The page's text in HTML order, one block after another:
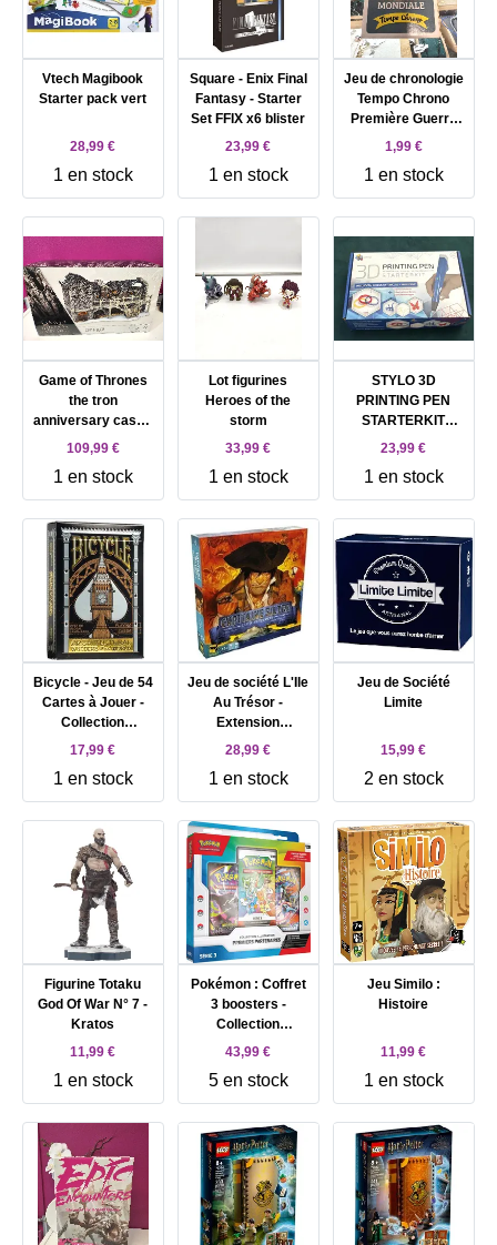
Vtech Magibook
Starter pack vert
28,99 €
1 en stock
Square - Enix Final
Fantasy - Starter
Set FFIX x6 blister
23,99 €
1 en stock
Jeu de chronologie
Tempo Chrono
Première Guerre
mondiale
1,99 €
1 en stock
Game of Thrones
the tron
anniversary castle
black
109,99 €
1 en stock
Lot figurines
Heroes of the
storm
33,99 €
1 en stock
STYLO 3D
PRINTING PEN
STARTERKIT
8711568010197
EDUCATION JEU
JOUET
IMPRIMANTE 14+
ART COMASOUND
KARTEL CSK
ONLINE
23,99 €
1 en stock
Bicycle - Jeu de 54
Cartes à Jouer -
Collection
Ultimates -
Wonders of The
World - Magie /
Carte Magie
17,99 €
1 en stock
Jeu de société L'Ile
Au Trésor -
Extension
Capitaine SIlver :
Revanche
28,99 €
1 en stock
Jeu de Société
Limite
15,99 €
2 en stock
Figurine Totaku
God Of War N° 7 -
Kratos
11,99 €
1 en stock
Pokémon : Coffret
3 boosters -
Collection
Illustration
Partenaires - ex
Août Start 3
43,99 €
5 en stock
Jeu Similo :
Histoire
11,99 €
1 en stock